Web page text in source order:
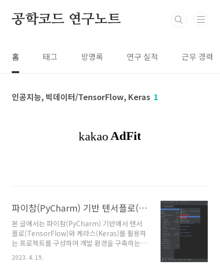
공학코드 연구노트
홈 태그 방명록 연구 실적 근무 경력
인공지능, 빅데이터/TensorFlow, Keras 1
파이참(PyCharm) 기반 텐서플로(TensorFlow)+케라스(Keras) 개발 환경 구축
본 글에서는 파이참(PyCharm) 기반에서 텐서
플로(TensorFlow)와 케라스(Keras)를 활용하
는 프로젝트를 구성하여 개발 환경을 구축하는
방법을 설명한다.본 글에서는 파이참이 이미 설
치된 경우로 가정하여 설명한다. 파이참이 없는
2023. 4. 19.